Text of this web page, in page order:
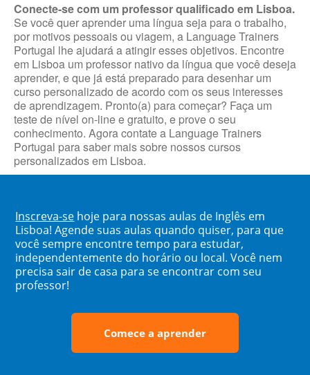
Conecte-se com um professor qualificado em Lisboa.
Se você quer aprender uma língua seja para o trabalho,
por motivos pessoais ou viagem, a Language Trainers
Portugal lhe ajudará a atingir esses objetivos. Encontre
em Lisboa um professor nativo da língua que você deseja
aprender, e que já está preparado para desenhar um
curso personalizado de acordo com os seus interesses
de aprendizagem. Pronto(a) para começar? Faça um
teste de nível on-line e gratuito, e prove o seu
conhecimento. Agora contate a Language Trainers
Portugal para saber mais sobre nossos cursos
personalizados em Lisboa.
Inscreva-se hoje para nossas aulas de Inglês em
Lisboa! Agende suas aulas quando quiser, para que
você sempre encontre tempo para estudar,
independentemente do horário ou local. Você nem
precisa sair de casa para se encontrar com seu
professor!
Comece a aprender